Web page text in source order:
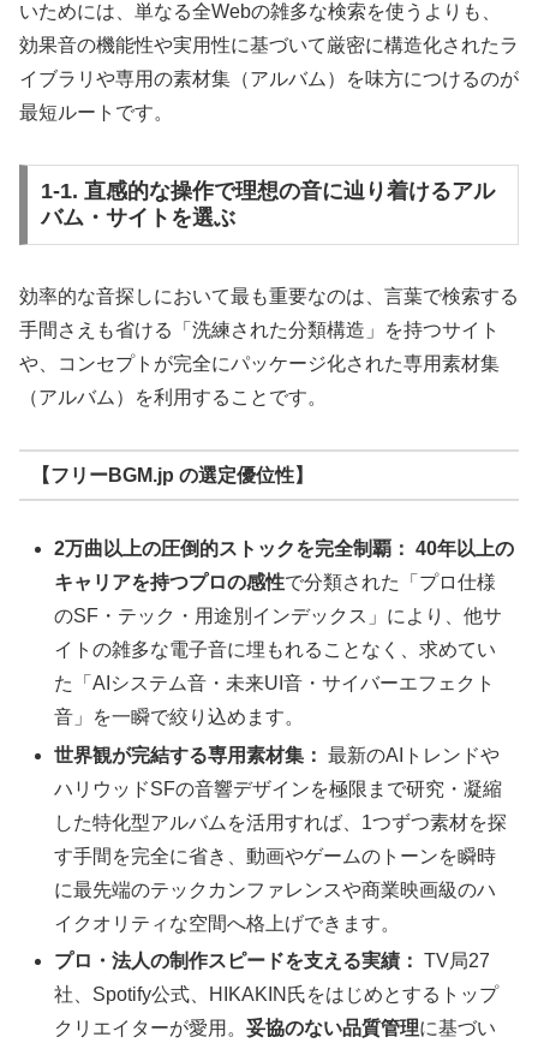
いためには、単なる全Webの雑多な検索を使うよりも、
効果音の機能性や実用性に基づいて厳密に構造化されたラ
イブラリや専用の素材集（アルバム）を味方につけるのが
最短ルートです。
1-1. 直感的な操作で理想の音に辿り着けるアル
バム・サイトを選ぶ
効率的な音探しにおいて最も重要なのは、言葉で検索する
手間さえも省ける「洗練された分類構造」を持つサイト
や、コンセプトが完全にパッケージ化された専用素材集
（アルバム）を利用することです。
【フリーBGM.jp の選定優位性】
2万曲以上の圧倒的ストックを完全制覇： 40年以上の
キャリアを持つプロの感性で分類された「プロ仕様
のSF・テック・用途別インデックス」により、他サ
イトの雑多な電子音に埋もれることなく、求めてい
た「AIシステム音・未来UI音・サイバーエフェクト
音」を一瞬で絞り込めます。
世界観が完結する専用素材集： 最新のAIトレンドや
ハリウッドSFの音響デザインを極限まで研究・凝縮
した特化型アルバムを活用すれば、1つずつ素材を探
す手間を完全に省き、動画やゲームのトーンを瞬時
に最先端のテックカンファレンスや商業映画級のハ
イクオリティな空間へ格上げできます。
プロ・法人の制作スピードを支える実績： TV局27
社、Spotify公式、HIKAKIN氏をはじめとするトップ
クリエイターが愛用。妥協のない品質管理に基づい